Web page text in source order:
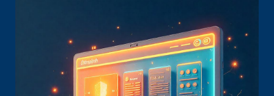
SOFTWARE
PROTOTYPING
FAVORIT